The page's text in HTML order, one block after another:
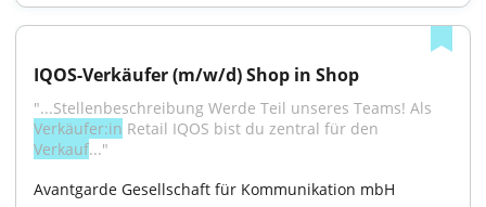
IQOS-Verkäufer (m/w/d) Shop in Shop
Verkäufer:in
Verkauf..."
Avantgarde Gesellschaft für Kommunikation mbH